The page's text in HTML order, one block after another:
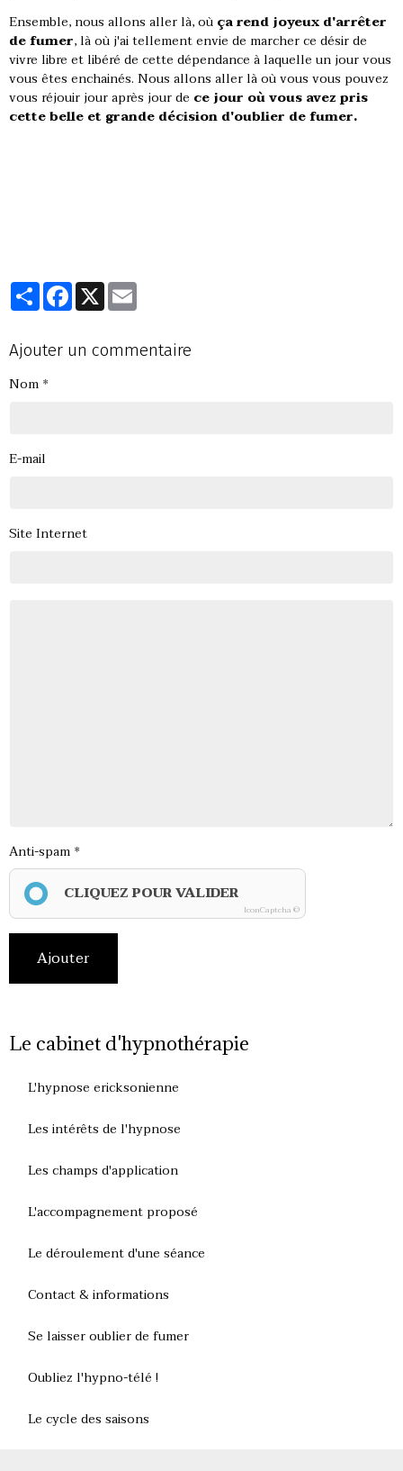
Ensemble, nous allons aller là, où ça rend joyeux d'arrêter
de fumer, là où j'ai tellement envie de marcher ce désir de
vivre libre et libéré de cette dépendance à laquelle un jour vous
vous êtes enchainés. Nous allons aller là où vous vous pouvez
vous réjouir jour après jour de ce jour où vous avez pris
cette belle et grande décision d'oublier de fumer.
PartagerFacebook
X
Ajouter un commentaire
Nom
E-mail
Site Internet
Anti-spam
CLIQUEZ POUR VALIDER
IconCaptcha ©
Ajouter
Le cabinet d'hypnothérapie
L'hypnose ericksonienne
Les intérêts de l'hypnose
Les champs d'application
L'accompagnement proposé
Le déroulement d'une séance
Contact & informations
Se laisser oublier de fumer
Oubliez l'hypno-télé !
Le cycle des saisons